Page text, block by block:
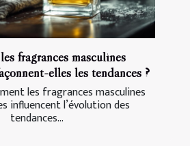
fragrances masculines
elles les tendances ?
les fragrances masculines
influencent l’évolution des
tendances...